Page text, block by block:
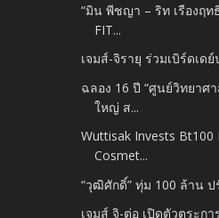
“มิน พีชญา – ริท เรืองฤท
FIT...
เจมส์-จิรายุ ร่วมเบิร์ดเด
ฉลอง 16 ปี “ศูนย์วิทยาศ
ใหญ่ ส...
Wuttisak Invests
Cosmet...
“วุฒิศักดิ์” ทุ่ม 100 ล้าน
เจมส์ จิ-ต่อ เปิดตัวตระก